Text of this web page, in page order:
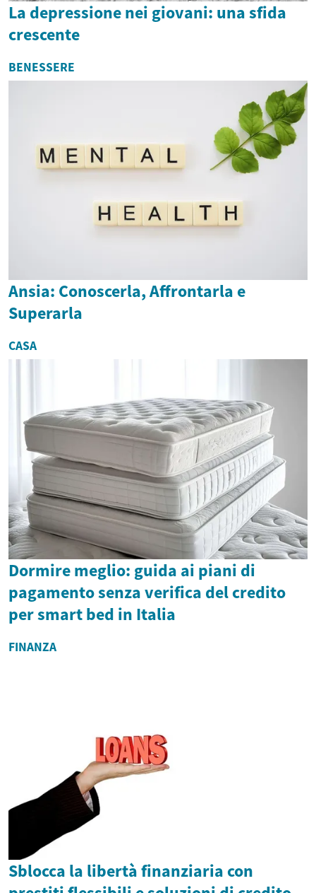
La depressione nei giovani: una sfida
crescente
BENESSERE
Ansia: Conoscerla, Affrontarla e
Superarla
CASA
Dormire meglio: guida ai piani di
pagamento senza verifica del credito
per smart bed in Italia
FINANZA
Sblocca la libertà finanziaria con